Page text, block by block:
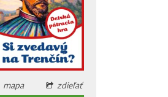
mapa
zdieľať